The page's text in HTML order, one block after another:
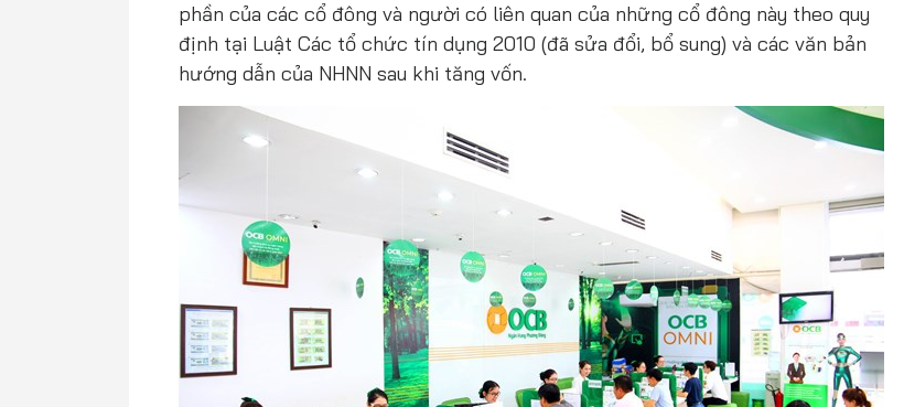
phần của các cổ đông và người có liên quan của những cổ đông này theo quy
định tại Luật Các tổ chức tín dụng 2010 (đã sửa đổi, bổ sung) và các văn bản
hướng dẫn của NHNN sau khi tăng vốn.